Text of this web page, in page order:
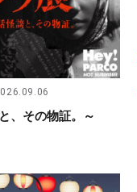
、その物証。～